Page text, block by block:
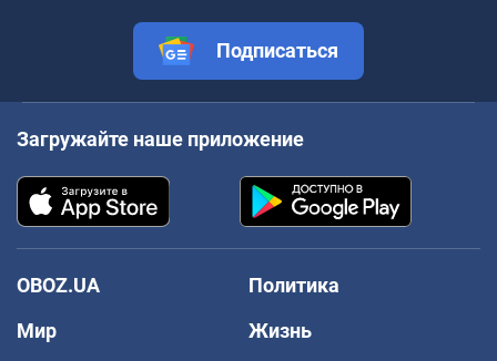
Подписаться
Загружайте наше приложение
OBOZ.UA
Политика
Мир
Жизнь